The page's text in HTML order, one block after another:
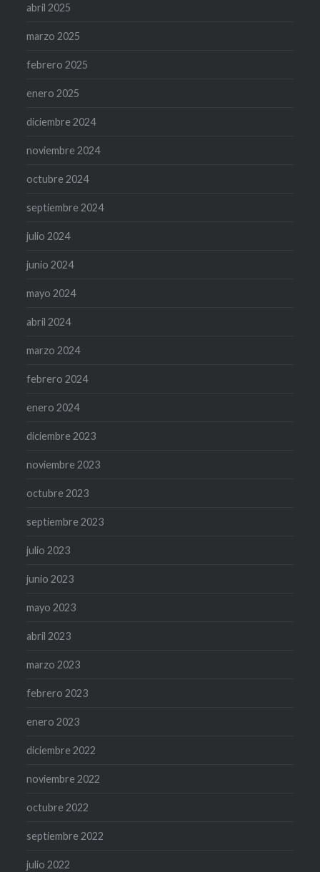
abril 2025
marzo 2025
febrero 2025
enero 2025
diciembre 2024
noviembre 2024
octubre 2024
septiembre 2024
julio 2024
junio 2024
mayo 2024
abril 2024
marzo 2024
febrero 2024
enero 2024
diciembre 2023
noviembre 2023
octubre 2023
septiembre 2023
julio 2023
junio 2023
mayo 2023
abril 2023
marzo 2023
febrero 2023
enero 2023
diciembre 2022
noviembre 2022
octubre 2022
septiembre 2022
julio 2022